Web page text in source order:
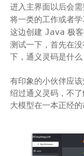
进入主界面以后会
将一类的工作或者
这边创建 Java 极
测试一下，首先在
下，通义灵码是什么
有印象的小伙伴应
绍过通义灵码，不
大模型在一本正经的